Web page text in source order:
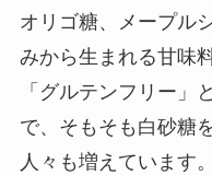
オリゴ糖、メープル
みから生まれる甘味
「グルテンフリー」
で、そもそも白砂糖
人々も増えています。